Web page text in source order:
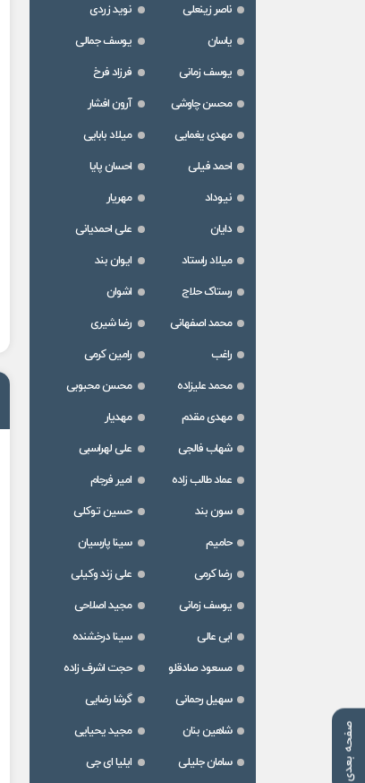
صفحه بعدی
ناصر زینعلی
نوید زردی
یاسان
یوسف جمالی
یوسف زمانی
فرزاد فرخ
محسن چاوشی
آرون افشار
مهدی یغمایی
میلاد بابایی
احمد فیلی
احسان پایا
نیوداد
مهریار
دایان
علی احمدیانی
میلاد راستاد
ایوان بند
رستاک حلاج
اشوان
محمد اصفهانی
رضا شیری
راغب
رامین کرمی
محمد علیزاده
محسن محبوبی
مهدی مقدم
مهدیار
شهاب فالجی
علی لهراسبی
عماد طالب زاده
امیر فرجام
سون بند
حسین توکلی
حامیم
سینا پارسیان
رضا کرمی
علی زند وکیلی
یوسف زمانی
مجید اصلاحی
ابی عالی
سینا درخشنده
مسعود صادقلو
حجت اشرف زاده
سهیل رحمانی
گرشا رضایی
شاهین بنان
مجید یحیایی
سامان جلیلی
ایلیا ای جی